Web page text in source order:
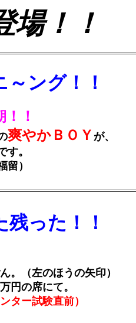
場！！
ング！！
！
爽やかＢＯＹ が、
。
）
った！！
。（左のほうの矢印）
円の席にて。
ンター試験直前）